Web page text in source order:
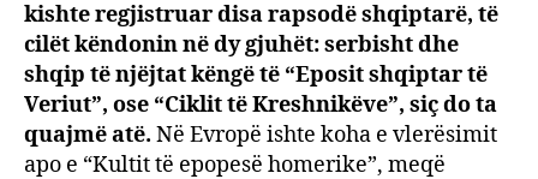
kishte regjistruar disa rapsodë shqiptarë, të
cilët këndonin në dy gjuhët: serbisht dhe
shqip të njëjtat këngë të “Eposit shqiptar të
Veriut”, ose “Ciklit të Kreshnikëve”, siç do ta
quajmë atë. Në Evropë ishte koha e vlerësimit
apo e “Kultit të epopesë homerike”, meqë